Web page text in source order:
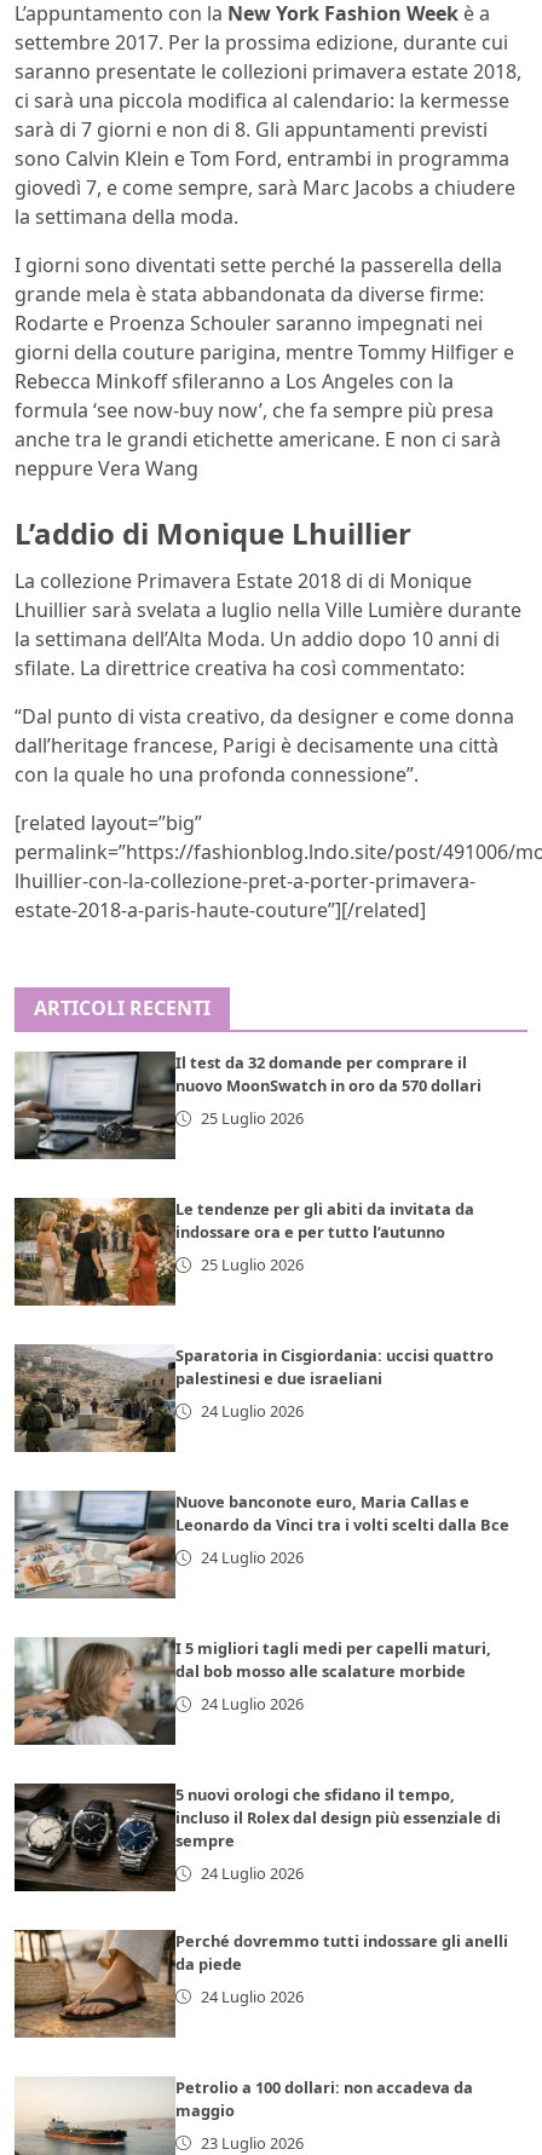
L’appuntamento con la New York Fashion Week è a
settembre 2017. Per la prossima edizione, durante cui
saranno presentate le collezioni primavera estate 2018,
ci sarà una piccola modifica al calendario: la kermesse
sarà di 7 giorni e non di 8. Gli appuntamenti previsti
sono Calvin Klein e Tom Ford, entrambi in programma
giovedì 7, e come sempre, sarà Marc Jacobs a chiudere
la settimana della moda.
I giorni sono diventati sette perché la passerella della
grande mela è stata abbandonata da diverse firme:
Rodarte e Proenza Schouler saranno impegnati nei
giorni della couture parigina, mentre Tommy Hilfiger e
Rebecca Minkoff sfileranno a Los Angeles con la
formula ‘see now-buy now’, che fa sempre più presa
anche tra le grandi etichette americane. E non ci sarà
neppure Vera Wang
L’addio di Monique Lhuillier
La collezione Primavera Estate 2018 di di Monique
Lhuillier sarà svelata a luglio nella Ville Lumière durante
la settimana dell’Alta Moda. Un addio dopo 10 anni di
sfilate. La direttrice creativa ha così commentato:
“Dal punto di vista creativo, da designer e come donna
dall’heritage francese, Parigi è decisamente una città
con la quale ho una profonda connessione”.
[related layout=”big”
permalink=”https://fashionblog.lndo.site/post/491006/
lhuillier-con-la-collezione-pret-a-porter-primavera-
estate-2018-a-paris-haute-couture”][/related]
ARTICOLI RECENTI
Il test da 32 domande per comprare il
nuovo MoonSwatch in oro da 570 dollari
25 Luglio 2026
Le tendenze per gli abiti da invitata da
indossare ora e per tutto l’autunno
25 Luglio 2026
Sparatoria in Cisgiordania: uccisi quattro
palestinesi e due israeliani
24 Luglio 2026
Nuove banconote euro, Maria Callas e
Leonardo da Vinci tra i volti scelti dalla Bce
24 Luglio 2026
I 5 migliori tagli medi per capelli maturi,
dal bob mosso alle scalature morbide
24 Luglio 2026
5 nuovi orologi che sfidano il tempo,
incluso il Rolex dal design più essenziale di
sempre
24 Luglio 2026
Perché dovremmo tutti indossare gli anelli
da piede
24 Luglio 2026
Petrolio a 100 dollari: non accadeva da
maggio
23 Luglio 2026